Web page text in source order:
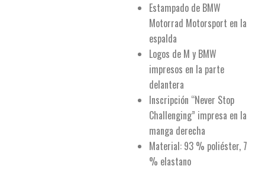
Estampado de BMW
Motorrad Motorsport en la
espalda
Logos de M y BMW
impresos en la parte
delantera
Inscripción “Never Stop
Challenging” impresa en la
manga derecha
Material: 93 % poliéster, 7
% elastano